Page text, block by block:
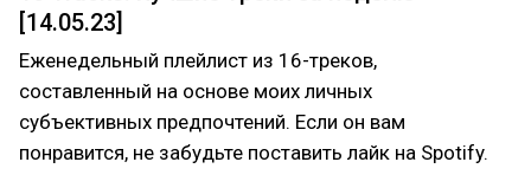
[14.05.23]
Еженедельный плейлист из 16-треков,
составленный на основе моих личных
субъективных предпочтений. Если он вам
понравится, не забудьте поставить лайк на Spotify.